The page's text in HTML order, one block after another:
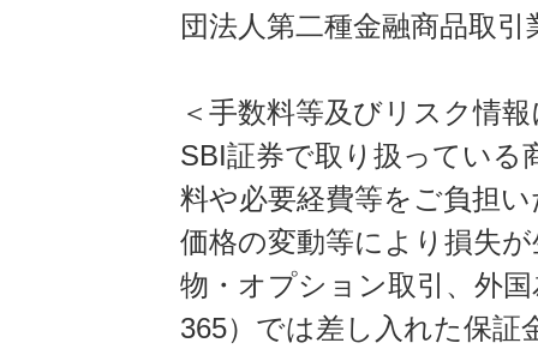
団法人第二種金融商品取引
＜手数料等及びリスク情
SBI証券で取り扱っている
料や必要経費等をご負担
価格の変動等により損失
物・オプション取引、外
365）では差し入れた保証